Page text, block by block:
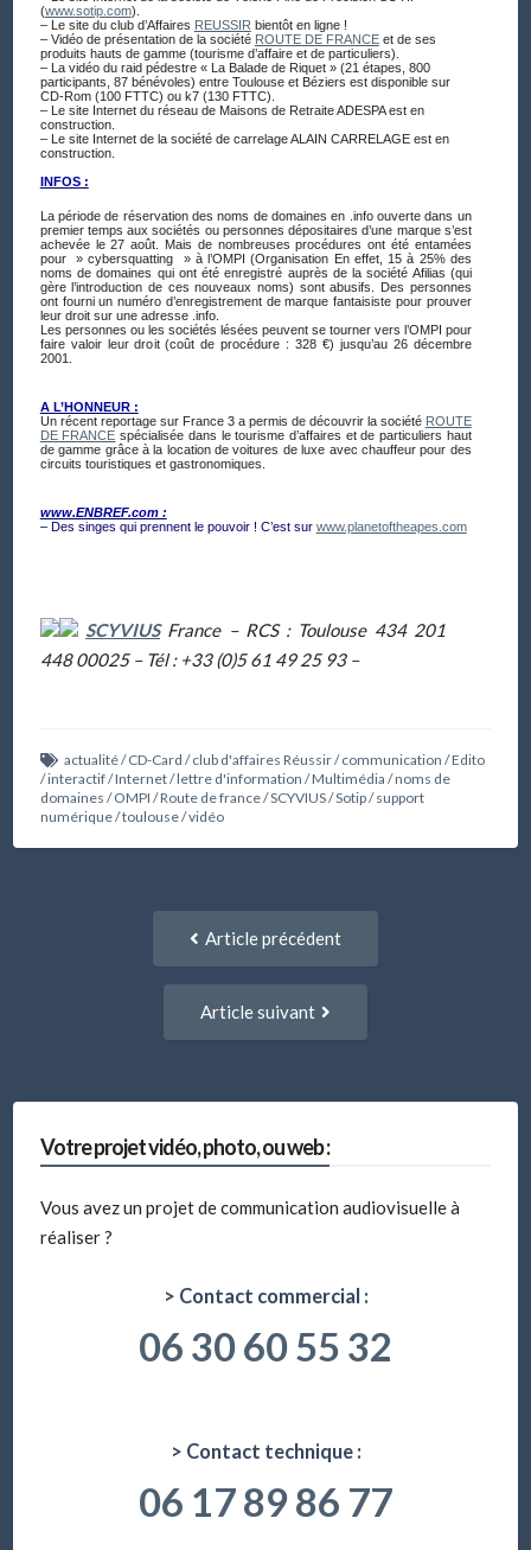
(www.sotip.com).
– Le site du club d’Affaires REUSSIR bientôt en ligne !
– Vidéo de présentation de la société ROUTE DE FRANCEet de ses
produits hauts de gamme (tourisme d’affaire et de particuliers).
– La vidéo du raid pédestre « La Balade de Riquet » (21 étapes, 800
participants, 87 bénévoles) entre Toulouse et Béziers est disponible sur
CD-Rom (100 FTTC) ou k7 (130 FTTC).
– Le site Internet du réseau de Maisons de Retraite ADESPA est en
construction.
– Le site Internet de la société de carrelage ALAIN CARRELAGE est en
construction.
INFOS :
La période de réservation des noms de domaines en .info ouverte dans un
premier temps aux sociétés ou personnes dépositaires d’une marque s’est
achevée le 27 août. Mais de nombreuses procédures ont été entamées
pour » cybersquatting » à l’OMPI (Organisation En effet, 15 à 25% des
noms de domaines qui ont été enregistré auprès de la société Afilias (qui
gère l’introduction de ces nouveaux noms) sont abusifs. Des personnes
ont fourni un numéro d’enregistrement de marque fantaisiste pour prouver
leur droit sur une adresse .info.
Les personnes ou les sociétés lésées peuvent se tourner vers l’OMPI pour
faire valoir leur droit (coût de procédure : 328 €) jusqu’au 26 décembre
2001.
A L’HONNEUR :
Un récent reportage sur France 3 a permis de découvrir la société ROUTE
DE FRANCE spécialisée dans le tourisme d’affaires et de particuliers haut
de gamme grâce à la location de voitures de luxe avec chauffeur pour des
circuits touristiques et gastronomiques.
www.ENBREF.com :
– Des singes qui prennent le pouvoir ! C’est sur www.planetoftheapes.com
SCYVIUSFrance – RCS : Toulouse 434 201
448 00025 – Tél : +33 (0)5 61 49 25 93–
actualité/CD-Card /club d'affaires Réussir/communication /Edito
/interactif/Internet/lettre d'information /Multimédia /noms de
domaines /OMPI /Route de france/SCYVIUS/Sotip/support
numérique/toulouse/vidéo
NavigationArticle précédent
Article suivant
Votre projet vidéo, photo, ou web :
Vous avez un projet de communication audiovisuelle à
réaliser ?
> Contact commercial :
06 30 60 55 32
> Contact technique :
06 17 89 86 77